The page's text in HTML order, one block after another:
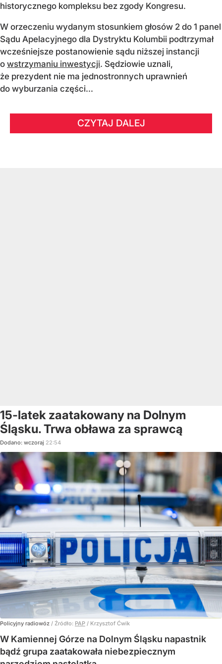
historycznego kompleksu bez zgody Kongresu.
W orzeczeniu wydanym stosunkiem głosów 2 do 1 panel
Sądu Apelacyjnego dla Dystryktu Kolumbii podtrzymał
wcześniejsze postanowienie sądu niższej instancji
o wstrzymaniu inwestycji. Sędziowie uznali,
że prezydent nie ma jednostronnych uprawnień
do wyburzania części...
CZYTAJ DALEJ
15-latek zaatakowany na Dolnym
Śląsku. Trwa obława za sprawcą
Dodano: wczoraj 22:54
Policyjny radiowóz / Źródło: PAP / Krzysztof Ćwik
W Kamiennej Górze na Dolnym Śląsku napastnik
bądź grupa zaatakowała niebezpiecznym